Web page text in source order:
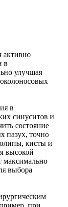
активно
в
улучшая
в
синуситов и
состояние
пазух, точно
кисты и
высокой
максимально
выбора